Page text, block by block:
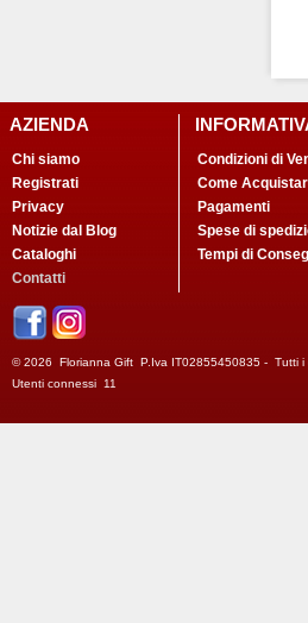
AZIENDA
Chi siamo
Registrati
Privacy
Notizie dal Blog
Cataloghi
Contatti
Condizioni di
Come
Pagamenti
Spese di
Tempi di
© 2026 Florianna Gift P.Iva IT02855450835 - Tutti i
Utenti connessi 11